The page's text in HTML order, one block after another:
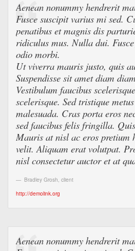
Aenean nonummy hendrerit
Fusce suscipit varius mi sed.
penatibus et magnis dis
ridiculus mus. Nulla dui.
odio morbi.
Ut viverra mauris justo, quis
Suspendisse sit amet diam
Vestibulum faucibus
scelerisque. Sed tristique
malesuada. Cras porta eros
sed faucibus felis fringilla.
Mauris at nisl ac eros pretium
velit. Aliquam erat volutpat.
nisl consectetur auctor et at
Bradley Grosh, client
http://demolink.org
Aenean nonummy hendrerit